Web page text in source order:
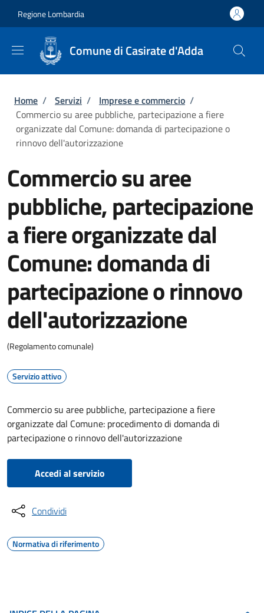
Regione Lombardia
Comune di Casirate d'Adda
Briciole di pane
Home / Servizi / Imprese e commercio /
Commercio su aree pubbliche, partecipazione a fiere
organizzate dal Comune: domanda di partecipazione o
rinnovo dell'autorizzazione
Commercio su aree
pubbliche, partecipazione
a fiere organizzate dal
Comune: domanda di
partecipazione o rinnovo
dell'autorizzazione
(Regolamento comunale)
Servizio attivo
Commercio su aree pubbliche, partecipazione a fiere
organizzate dal Comune: procedimento di domanda di
partecipazione o rinnovo dell'autorizzazione
Accedi al servizio
Condividi
Normativa di riferimento